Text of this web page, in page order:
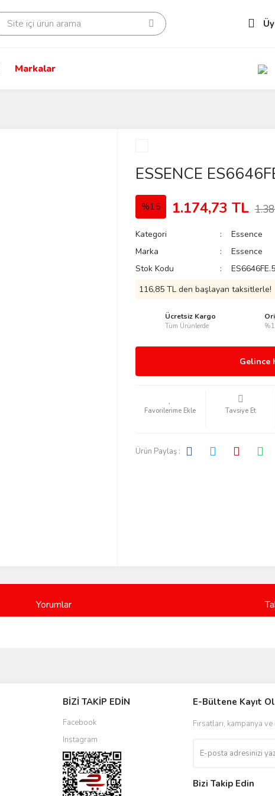
Markalar
ESSENCE
%15 1.174,73 TL
Kategori
Essence
Marka
Essence
Stok Kodu
116,85 TL den başlayan taksitlerle!
Ücretsiz Kargo
Tüm Ürünlerde
Gelince
Tavsiye Et
Ürün Paylaş :
Yorumlar
BİZİ TAKİP EDİN
Facebook
Instagram
E-Bültene Kayıt
Fırsatları, kampanya
Bizi Takip Edin